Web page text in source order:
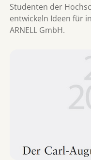
Studenten der
entwickeln Ideen für
ARNELL GmbH.